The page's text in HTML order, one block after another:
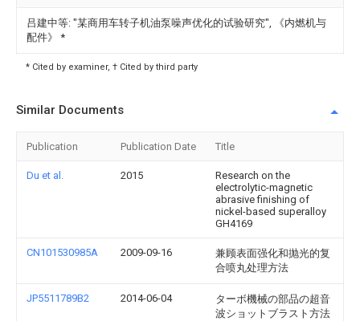
吕建中等: "某商用车转子机油泵噪声优化的试验研究", 《内燃机与
配件》 *
* Cited by examiner, † Cited by third party
Similar Documents
Publication Publication Date Title
Du et al. 2015
Research on the
electrolytic-magnetic
abrasive finishing of
nickel-based superalloy
GH4169
CN101530985A 2009-09-16
兼顾表面强化和抛光的复
合喷丸处理方法
JP5511789B2 2014-06-04
ターボ機械の部品の超音
波ショットブラスト方法